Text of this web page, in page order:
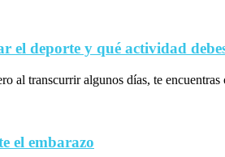
el deporte y qué actividad
al transcurrir algunos días, te encuentras
el embarazo